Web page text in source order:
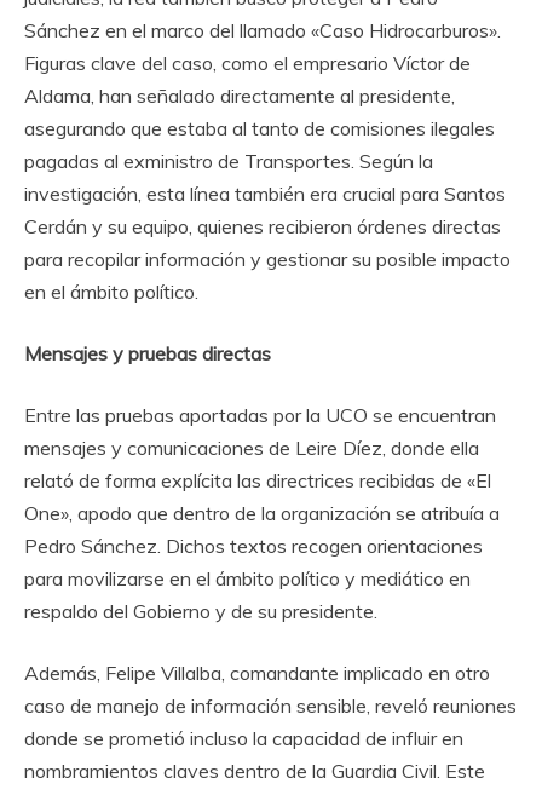
Sánchez en el marco del llamado «Caso Hidrocarburos».
Figuras clave del caso, como el empresario Víctor de
Aldama, han señalado directamente al presidente,
asegurando que estaba al tanto de comisiones ilegales
pagadas al exministro de Transportes. Según la
investigación, esta línea también era crucial para Santos
Cerdán y su equipo, quienes recibieron órdenes directas
para recopilar información y gestionar su posible impacto
en el ámbito político.
Mensajes y pruebas directas
Entre las pruebas aportadas por la UCO se encuentran
mensajes y comunicaciones de Leire Díez, donde ella
relató de forma explícita las directrices recibidas de «El
One», apodo que dentro de la organización se atribuía a
Pedro Sánchez. Dichos textos recogen orientaciones
para movilizarse en el ámbito político y mediático en
respaldo del Gobierno y de su presidente.
Además, Felipe Villalba, comandante implicado en otro
caso de manejo de información sensible, reveló reuniones
donde se prometió incluso la capacidad de influir en
nombramientos claves dentro de la Guardia Civil. Este